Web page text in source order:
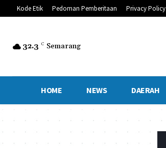
Kode Etik Pedoman Pemberitaan Privacy Policy
32.3 C Semarang
HOME NEWS DAERAH